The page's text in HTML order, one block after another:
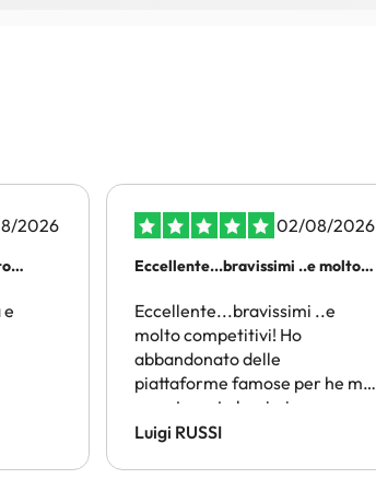
2026 02/08/2026
Eccellente...bravissimi ..e molto…
Eccellente...bravissimi ..e
molto competitivi! Ho
abbandonato delle
piattaforme famose per he mi
sono trovato benissimo con
loro!
Luigi RUSSI